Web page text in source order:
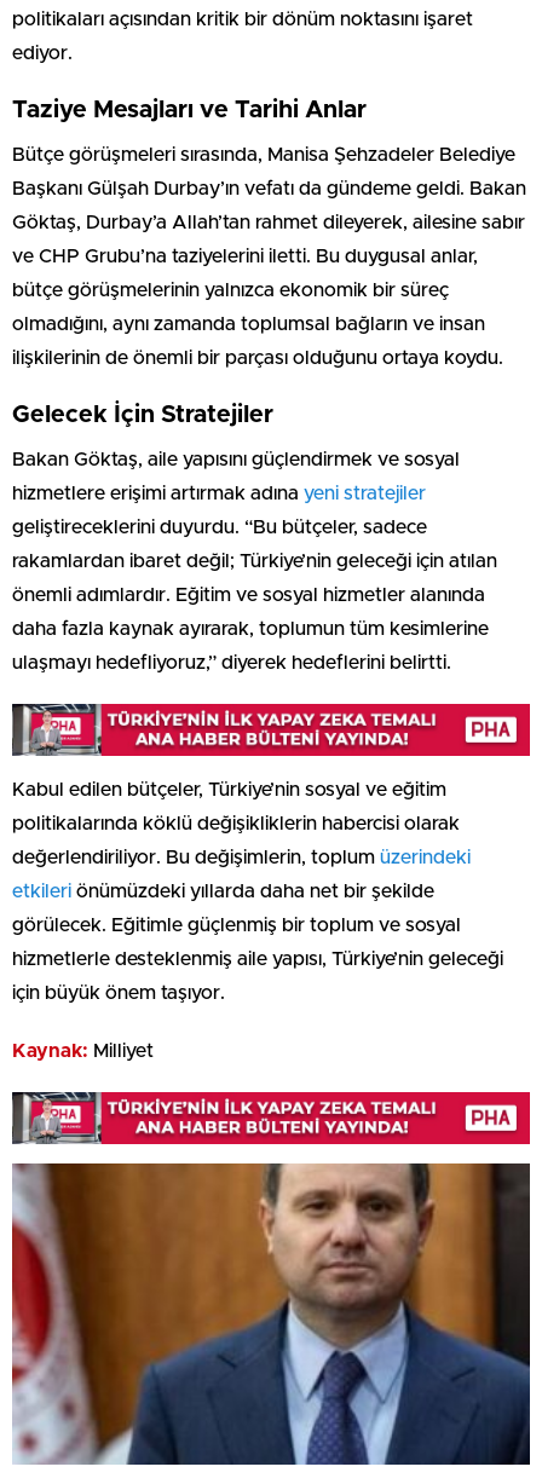
politikaları açısından kritik bir dönüm noktasını işaret
ediyor.
Taziye Mesajları ve Tarihi Anlar
Bütçe görüşmeleri sırasında, Manisa Şehzadeler Belediye
Başkanı Gülşah Durbay’ın vefatı da gündeme geldi. Bakan
Göktaş, Durbay’a Allah’tan rahmet dileyerek, ailesine sabır
ve CHP Grubu’na taziyelerini iletti. Bu duygusal anlar,
bütçe görüşmelerinin yalnızca ekonomik bir süreç
olmadığını, aynı zamanda toplumsal bağların ve insan
ilişkilerinin de önemli bir parçası olduğunu ortaya koydu.
Gelecek İçin Stratejiler
Bakan Göktaş, aile yapısını güçlendirmek ve sosyal
hizmetlere erişimi artırmak adına yeni stratejiler
geliştireceklerini duyurdu. “Bu bütçeler, sadece
rakamlardan ibaret değil; Türkiye’nin geleceği için atılan
önemli adımlardır. Eğitim ve sosyal hizmetler alanında
daha fazla kaynak ayırarak, toplumun tüm kesimlerine
ulaşmayı hedefliyoruz,” diyerek hedeflerini belirtti.
Kabul edilen bütçeler, Türkiye’nin sosyal ve eğitim
politikalarında köklü değişikliklerin habercisi olarak
değerlendiriliyor. Bu değişimlerin, toplum üzerindeki
etkileri önümüzdeki yıllarda daha net bir şekilde
görülecek. Eğitimle güçlenmiş bir toplum ve sosyal
hizmetlerle desteklenmiş aile yapısı, Türkiye’nin geleceği
için büyük önem taşıyor.
Kaynak: Milliyet